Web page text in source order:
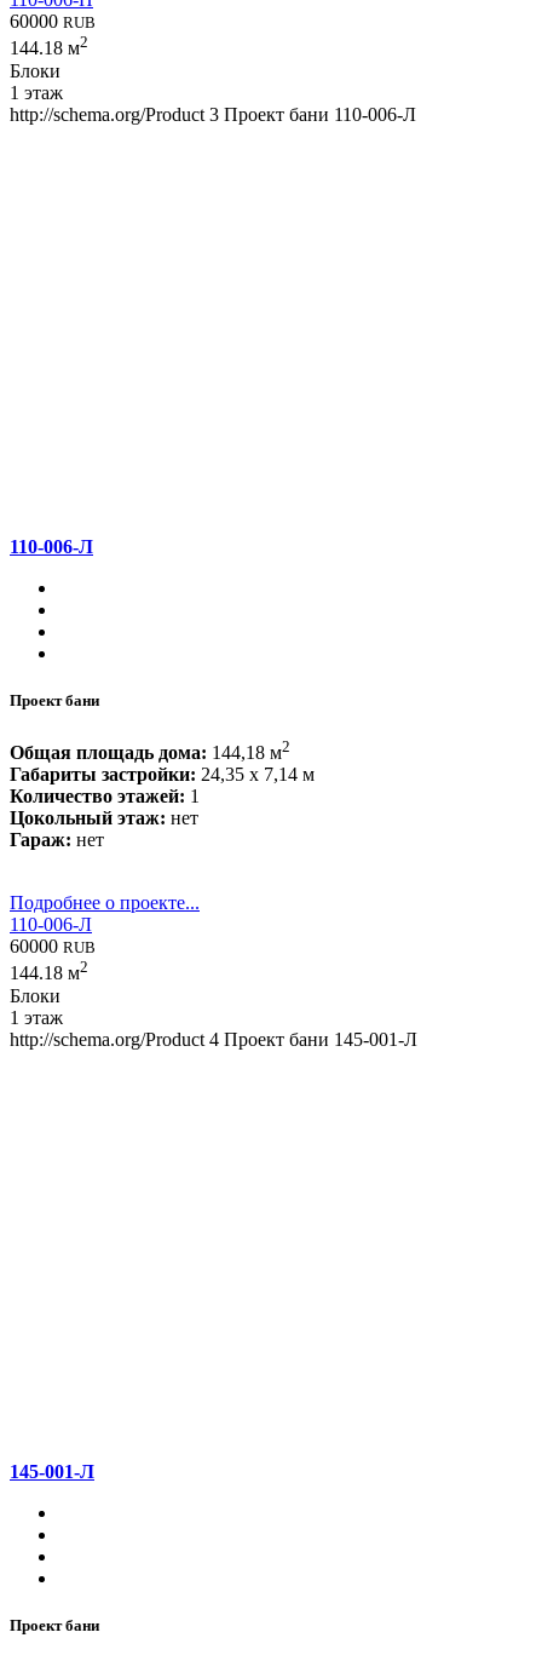
60000 RUB
144.18 м2
Блоки
1 этаж
http://schema.org/Product 3 Проект бани 110-006-Л
110-006-Л
Проект бани
Общая площадь дома: 144,18 м2
Габариты застройки: 24,35 x 7,14 м
Количество этажей: 1
Цокольный этаж: нет
Гараж: нет
Подробнее о проекте...
110-006-Л
60000 RUB
144.18 м2
Блоки
1 этаж
http://schema.org/Product 4 Проект бани 145-001-Л
145-001-Л
Проект бани